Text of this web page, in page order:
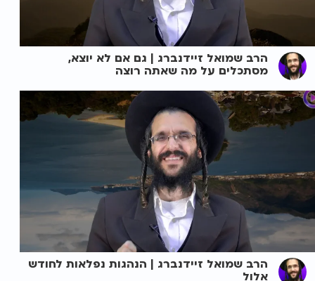
הרב שמואל זיידנברג | גם אם לא יוצא,
מסתכלים על מה שאתה רוצה
הרב שמואל זיידנברג | הנהגות נפלאות לחודש
אלול